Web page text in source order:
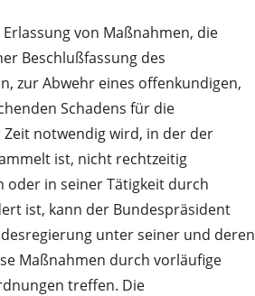
von Maßnahmen, die
Beschlußfassung des
zur Abwehr eines offenkundigen,
Schadens für die
notwendig wird, in der der
ist, nicht rechtzeitig
oder in seiner Tätigkeit durch
ist, kann der Bundespräsident
unter seiner und deren
Maßnahmen durch vorläufige
treffen. Die